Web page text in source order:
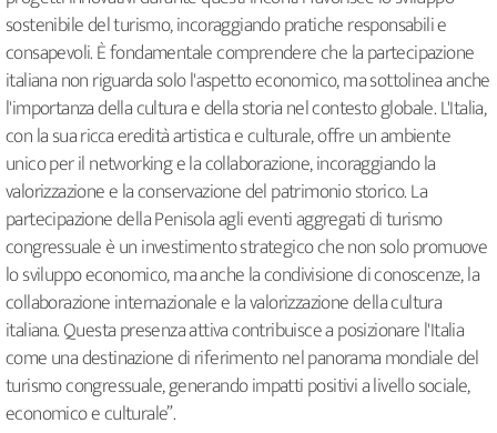
sostenibile del turismo, incoraggiando pratiche responsabili e
consapevoli. È fondamentale comprendere che la partecipazione
italiana non riguarda solo l'aspetto economico, ma sottolinea anche
l'importanza della cultura e della storia nel contesto globale. L'Italia,
con la sua ricca eredità artistica e culturale, offre un ambiente
unico per il networking e la collaborazione, incoraggiando la
valorizzazione e la conservazione del patrimonio storico. La
partecipazione della Penisola agli eventi aggregati di turismo
congressuale è un investimento strategico che non solo promuove
lo sviluppo economico, ma anche la condivisione di conoscenze, la
collaborazione internazionale e la valorizzazione della cultura
italiana. Questa presenza attiva contribuisce a posizionare l'Italia
come una destinazione di riferimento nel panorama mondiale del
turismo congressuale, generando impatti positivi a livello sociale,
economico e culturale”.